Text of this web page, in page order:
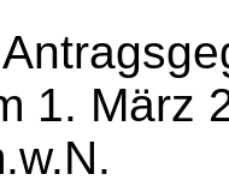
1. März